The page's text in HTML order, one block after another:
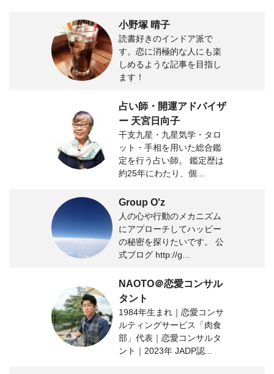
小野塚 晴子
読書好きのインドア派で
す。恋に消極的な人にも楽
しめるような記事を目指し
ます！
占い師・開運アドバイザ
ー 天宮日向子
干支九星・九星気学・タロ
ット・手相を用いた総合鑑
定を行う占い師。 鑑定歴は
約25年にわたり、個...
Group O'z
人の心や行動のメカニズム
にアプローチしてハッピー
の秘密を探りたいです。 公
式ブログ http://g...
NAOTO＠恋愛コンサル
タント
1984年生まれ｜恋愛コンサ
ルティングサービス「肉食
部」代表｜恋愛コンサルタ
ント｜2023年 JADP認...